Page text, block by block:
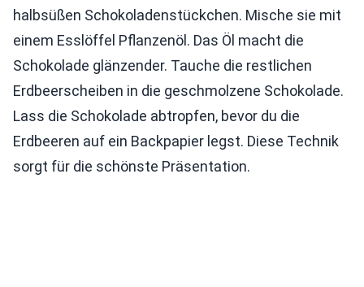
halbsüßen Schokoladenstückchen. Mische sie mit
einem Esslöffel Pflanzenöl. Das Öl macht die
Schokolade glänzender. Tauche die restlichen
Erdbeerscheiben in die geschmolzene Schokolade.
Lass die Schokolade abtropfen, bevor du die
Erdbeeren auf ein Backpapier legst. Diese Technik
sorgt für die schönste Präsentation.